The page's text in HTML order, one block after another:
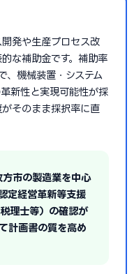
発や生産プロセス改
な補助金です。補助率
機械装置・システム
新性と実現可能性が採
そのまま採択率に直
市の製造業を中心
定経営革新等支援
理士等）の確認が
計画書の質を高め